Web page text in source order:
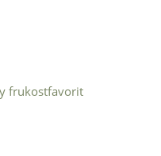
frukostfavorit